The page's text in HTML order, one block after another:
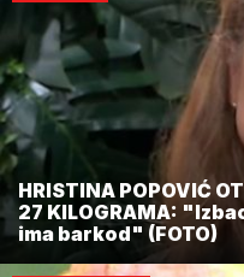
HRISTINA POPOVIĆ
27 KILOGRAMA:
ima barkod" (FOTO)